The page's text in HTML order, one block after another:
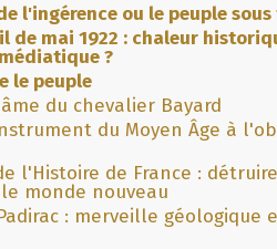
l'ingérence ou le peuple
de mai 1922 : chaleur
?
le peuple
du chevalier Bayard
du Moyen Âge à
l'Histoire de France :
monde nouveau
: merveille géologique